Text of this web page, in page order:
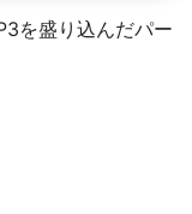
を盛り込んだパー